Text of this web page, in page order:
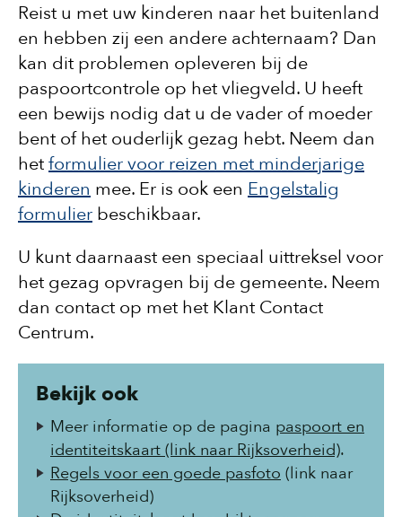
Reist u met uw kinderen naar het buitenland
en hebben zij een andere achternaam? Dan
kan dit problemen opleveren bij de
paspoortcontrole op het vliegveld. U heeft
een bewijs nodig dat u de vader of moeder
bent of het ouderlijk gezag hebt. Neem dan
hetformulier voor reizen met minderjarige
kinderen mee. Er is ook een Engelstalig
formulier beschikbaar.
U kunt daarnaast een speciaal uittreksel voor
het gezag opvragen bij de gemeente. Neem
dan contact op met het Klant Contact
Centrum.
Bekijk ook
Meer informatie op de pagina paspoort en
identiteitskaart (link naar Rijksoverheid).
Regels voor een goede pasfoto (link naar
Rijksoverheid)